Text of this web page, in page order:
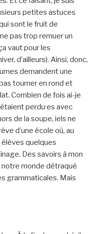
petites astuces
sont le fruit de
pas trop remuer un
vaut pour les
d’ailleurs). Ainsi, donc,
demandent une
tourner en rond et
Combien de fois ai-je
perdu·es avec
de la soupe, iels ne
d’une école où, au
quelques
Des savoirs à mon
monde détraqué
grammaticales. Mais